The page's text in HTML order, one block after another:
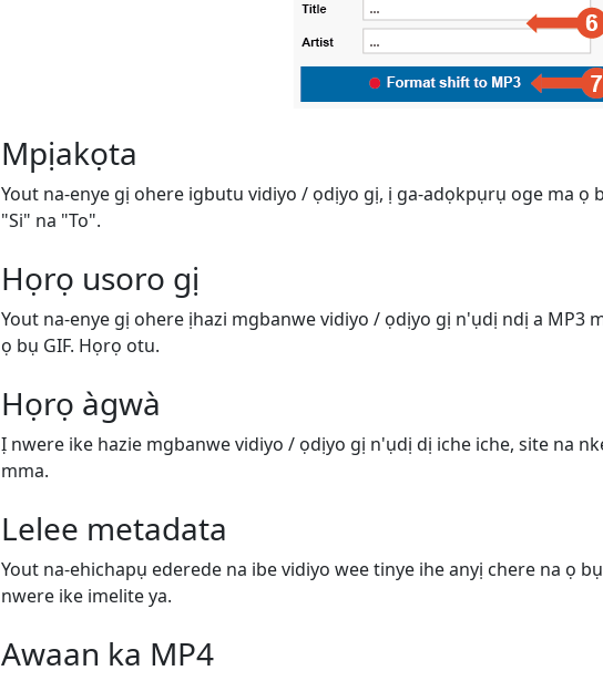
Mpịakọta
Yout na-enye gị ohere igbutu vidiyo / ọdịyo gị, ị ga-adọkpụrụ oge ma ọ
"Si" na "To".
Họrọ usoro gị
Yout na-enye gị ohere ịhazi mgbanwe vidiyo / ọdịyo gị n'ụdị ndị a MP3
ọ bụ GIF. Họrọ otu.
Họrọ àgwà
Ị nwere ike hazie mgbanwe vidiyo / ọdịyo gị n'ụdị dị iche iche, site na
mma.
Lelee metadata
Yout na-ehichapụ ederede na ibe vidiyo wee tinye ihe anyị chere na ọ
nwere ike imelite ya.
Awaan ka MP4